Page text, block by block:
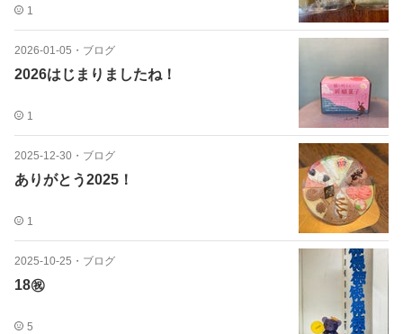
1
2026-01-05 ・ ブログ
2026はじまりましたね！
1
2025-12-30 ・ ブログ
ありがとう2025！
1
2025-10-25 ・ ブログ
18㊗️
5